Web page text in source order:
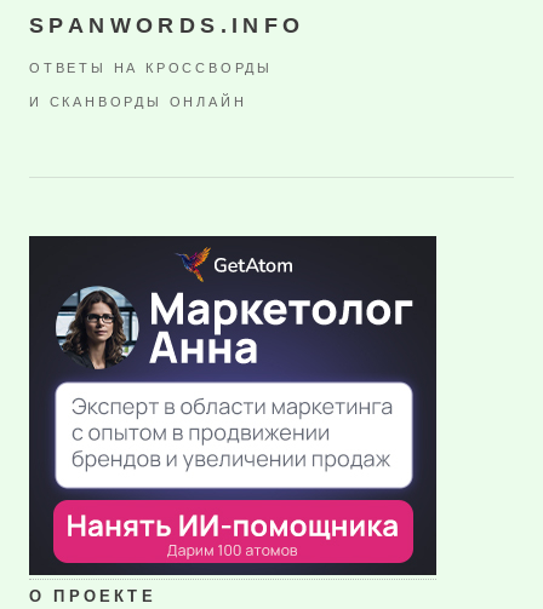
SPANWORDS.INFO
ОТВЕТЫ НА КРОССВОРДЫ
И СКАНВОРДЫ ОНЛАЙН
О ПРОЕКТЕ